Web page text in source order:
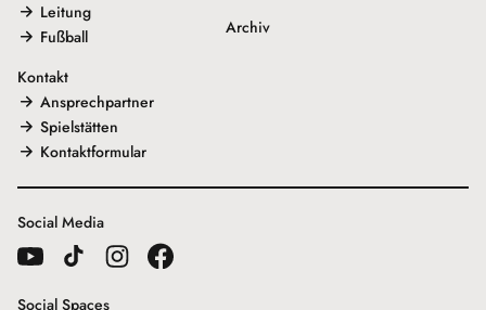
Leitung
Fußball
Kontakt
Ansprechpartner
Spielstätten
Kontaktformular
Archiv
Social Media
Social Spaces